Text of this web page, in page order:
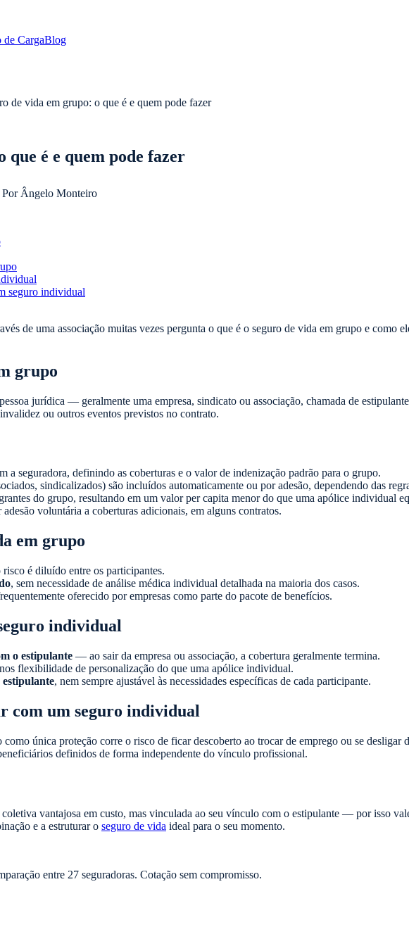
de CargaBlog
de vida em grupo: o que é e quem pode fazer
que é e quem pode fazer
Por Ângelo Monteiro
seguro individual
de uma associação muitas vezes pergunta o que é o seguro de vida em grupo e
grupo
jurídica — geralmente uma empresa, sindicato ou associação, chamada de
ou outros eventos previstos no contrato.
a seguradora, definindo as coberturas e o valor de indenização padrão para o grupo.
sindicalizados) são incluídos automaticamente ou por adesão, dependendo das
do grupo, resultando em um valor per capita menor do que uma apólice individual
adesão voluntária a coberturas adicionais, em alguns contratos.
em grupo
risco é diluído entre os participantes.
, sem necessidade de análise médica individual detalhada na maioria dos casos.
oferecido por empresas como parte do pacote de benefícios.
individual
o estipulante — ao sair da empresa ou associação, a cobertura geralmente termina.
flexibilidade de personalização do que uma apólice individual.
, nem sempre ajustável às necessidades específicas de cada participante.
com um seguro individual
única proteção corre o risco de ficar descoberto ao trocar de emprego ou se desligar
definidos de forma independente do vínculo profissional.
vantajosa em custo, mas vinculada ao seu vínculo com o estipulante — por isso
e a estruturar o seguro de vida ideal para o seu momento.
entre 27 seguradoras. Cotação sem compromisso.